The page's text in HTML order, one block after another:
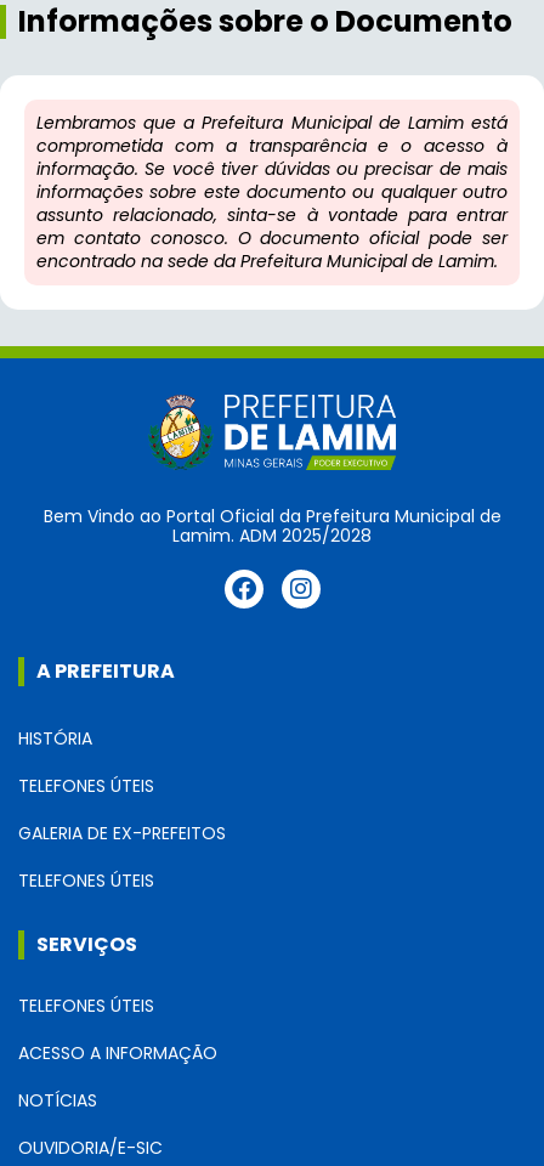
Informações sobre o Documento
Lembramos que a Prefeitura Municipal de Lamim está
comprometida com a transparência e o acesso à
informação. Se você tiver dúvidas ou precisar de mais
informações sobre este documento ou qualquer outro
assunto relacionado, sinta-se à vontade para entrar
em contato conosco. O documento oficial pode ser
encontrado na sede da Prefeitura Municipal de Lamim.
Bem Vindo ao Portal Oficial da Prefeitura Municipal de
Lamim. ADM 2025/2028
A PREFEITURA
HISTÓRIA
TELEFONES ÚTEIS
GALERIA DE EX-PREFEITOS
TELEFONES ÚTEIS
SERVIÇOS
TELEFONES ÚTEIS
ACESSO A INFORMAÇÃO
NOTÍCIAS
OUVIDORIA/E-SIC